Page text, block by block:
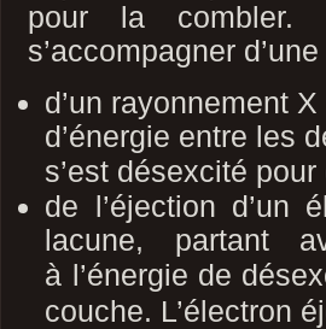
pour la combler.
s’accompagner
d’un rayonnement
d’énergie entre les
s’est désexcité
de l’éjection d’un
lacune, partant
à l’énergie de
couche. L’électron